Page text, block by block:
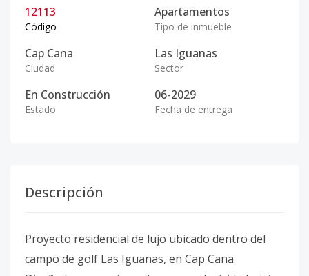
12113
Código
Apartamentos
Tipo de inmueble
Cap Cana
Ciudad
Las Iguanas
Sector
En Construcción
Estado
06-2029
Fecha de entrega
Descripción
Proyecto residencial de lujo ubicado dentro del
campo de golf Las Iguanas, en Cap Cana.